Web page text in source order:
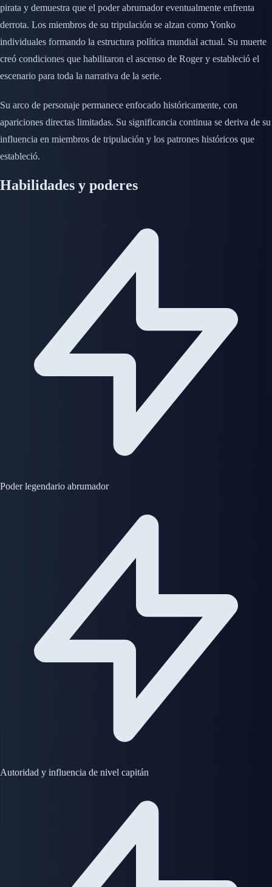
pirata y demuestra que el poder abrumador eventualmente enfrenta
derrota. Los miembros de su tripulación se alzan como Yonko
individuales formando la estructura política mundial actual. Su muerte
creó condiciones que habilitaron el ascenso de Roger y estableció el
escenario para toda la narrativa de la serie.
Su arco de personaje permanece enfocado históricamente, con
apariciones directas limitadas. Su significancia continua se deriva de su
influencia en miembros de tripulación y los patrones históricos que
estableció.
Habilidades y poderes
Poder legendario abrumador
Autoridad y influencia de nivel capitán